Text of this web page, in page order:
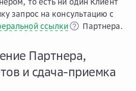
запрос на консультацию с
ссылки Партнера.
Партнера,
и сдача-приемка